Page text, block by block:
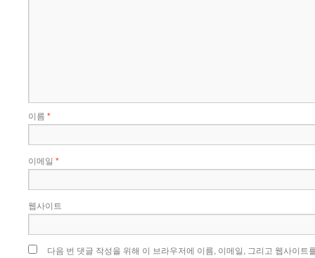
이름 *
이메일 *
웹사이트
다음 번 댓글 작성을 위해 이 브라우저에 이름, 이메일, 그리고 웹사이트